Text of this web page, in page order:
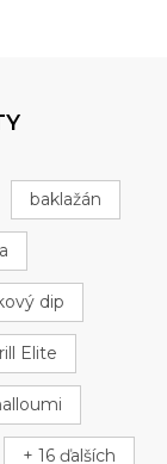
baklažán
dip
Elite
+ 16 ďalších